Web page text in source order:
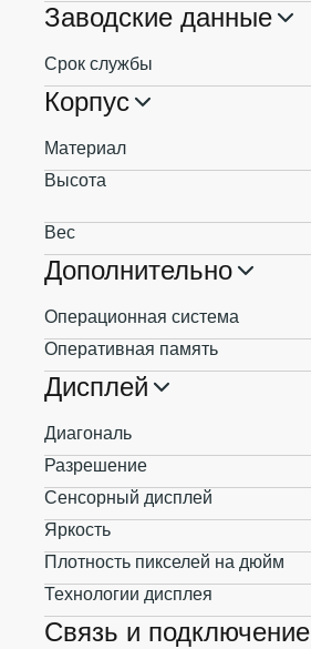
Заводские данные
Срок службы
Корпус
Материал
Высота
Вес
Дополнительно
Операционная система
Оперативная память
Дисплей
Диагональ
Разрешение
Сенсорный дисплей
Яркость
Плотность пикселей на дюйм
Технологии дисплея
Связь и подключение